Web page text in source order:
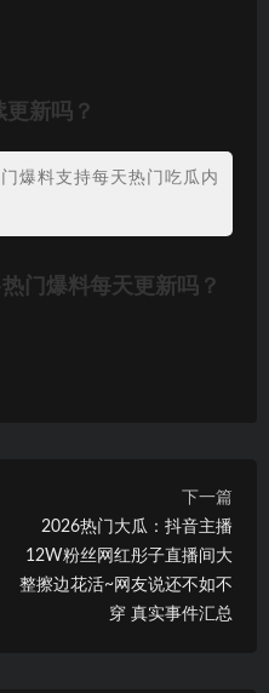
新吗？
爆料支持每天热门吃瓜内
门爆料每天更新吗？
下一篇
2026热门大瓜：抖音主播
12W粉丝网红彤子直播间大
整擦边花活~网友说还不如不
穿 真实事件汇总